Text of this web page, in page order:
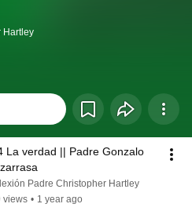
Hartley
La verdad || Padre Gonzalo
Padre Christopher Hartley
views • 1 year ago